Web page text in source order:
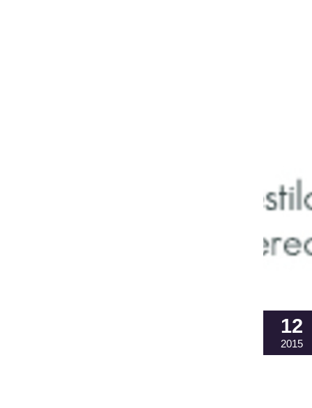
12
2015